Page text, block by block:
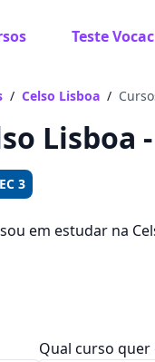
Teste
te guiar no
/ Celso Lisboa /
Lisboa
3
em estudar na
Qual curso quer